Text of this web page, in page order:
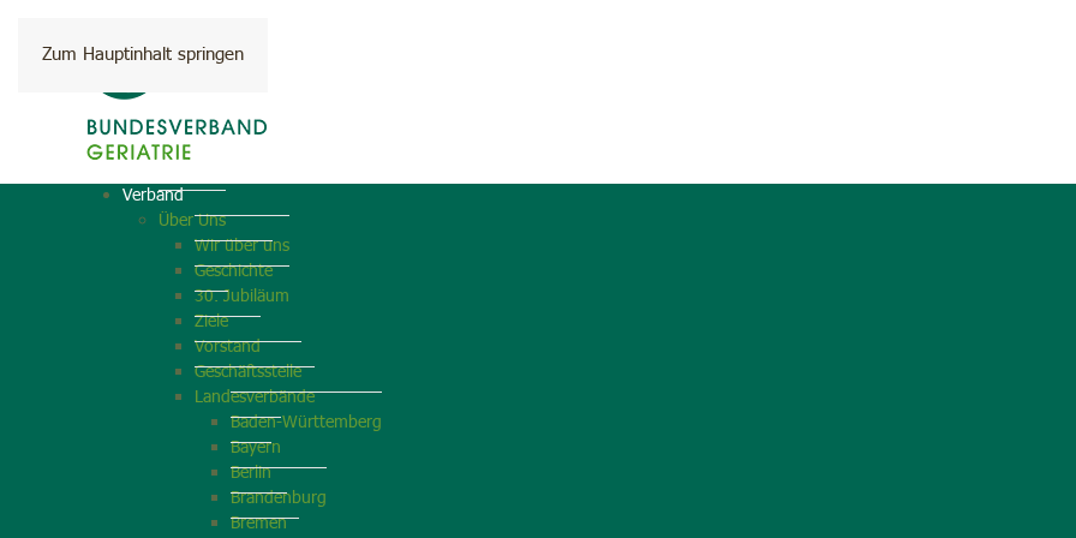
Zum Hauptinhalt springen
Verband
Über Uns
Wir über uns
Geschichte
30. Jubiläum
Ziele
Vorstand
Geschäftsstelle
Landesverbände
Baden-Württemberg
Bayern
Berlin
Brandenburg
Bremen